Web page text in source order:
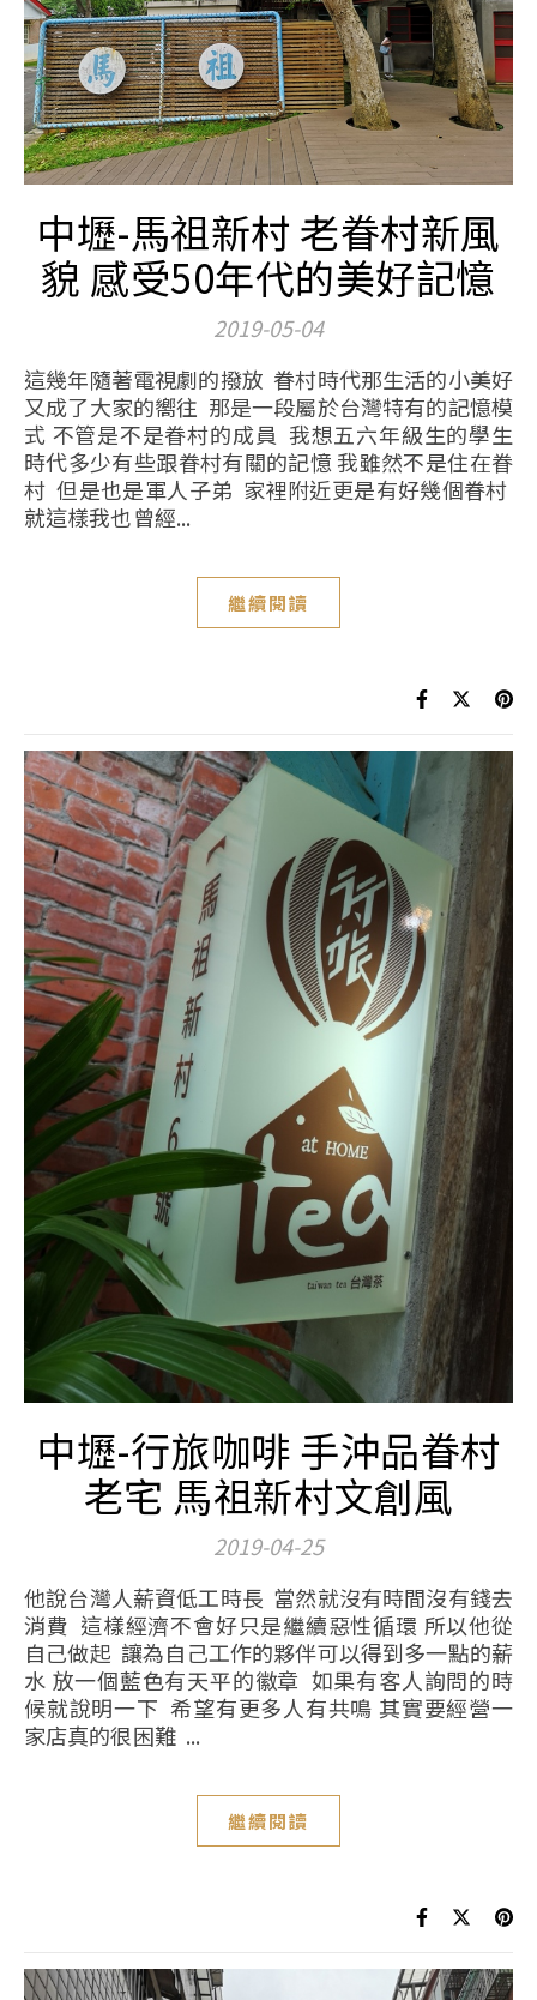
中壢-馬祖新村 老眷村新風
貌 感受50年代的美好記憶
2019-05-04
這幾年隨著電視劇的撥放 眷村時代那生活的小美好
又成了大家的嚮往 那是一段屬於台灣特有的記憶模
式 不管是不是眷村的成員 我想五六年級生的學生
時代多少有些跟眷村有關的記憶 我雖然不是住在眷
村 但是也是軍人子弟 家裡附近更是有好幾個眷村
就這樣我也曾經...
繼續閱讀
中壢-行旅咖啡 手沖品眷村
老宅 馬祖新村文創風
2019-04-25
他說台灣人薪資低工時長 當然就沒有時間沒有錢去
消費 這樣經濟不會好只是繼續惡性循環 所以他從
自己做起 讓為自己工作的夥伴可以得到多一點的薪
水 放一個藍色有天平的徽章 如果有客人詢問的時
候就說明一下 希望有更多人有共鳴 其實要經營一
家店真的很困難 ...
繼續閱讀